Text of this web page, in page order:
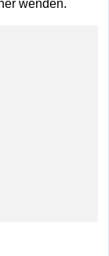
wenden.